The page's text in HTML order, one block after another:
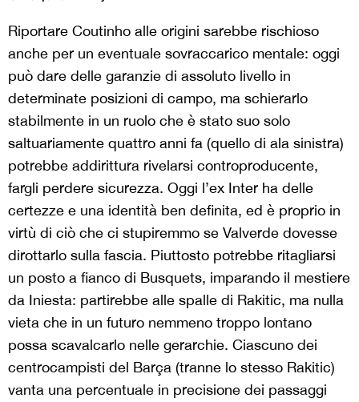
Riportare Coutinho alle origini sarebbe rischioso
anche per un eventuale sovraccarico mentale: oggi
può dare delle garanzie di assoluto livello in
determinate posizioni di campo, ma schierarlo
stabilmente in un ruolo che è stato suo solo
saltuariamente quattro anni fa (quello di ala sinistra)
potrebbe addirittura rivelarsi controproducente,
fargli perdere sicurezza. Oggi l’ex Inter ha delle
certezze e una identità ben definita, ed è proprio in
virtù di ciò che ci stupiremmo se Valverde dovesse
dirottarlo sulla fascia. Piuttosto potrebbe ritagliarsi
un posto a fianco di Busquets, imparando il mestiere
da Iniesta: partirebbe alle spalle di Rakitic, ma nulla
vieta che in un futuro nemmeno troppo lontano
possa scavalcarlo nelle gerarchie. Ciascuno dei
centrocampisti del Barça (tranne lo stesso Rakitic)
vanta una percentuale in precisione dei passaggi